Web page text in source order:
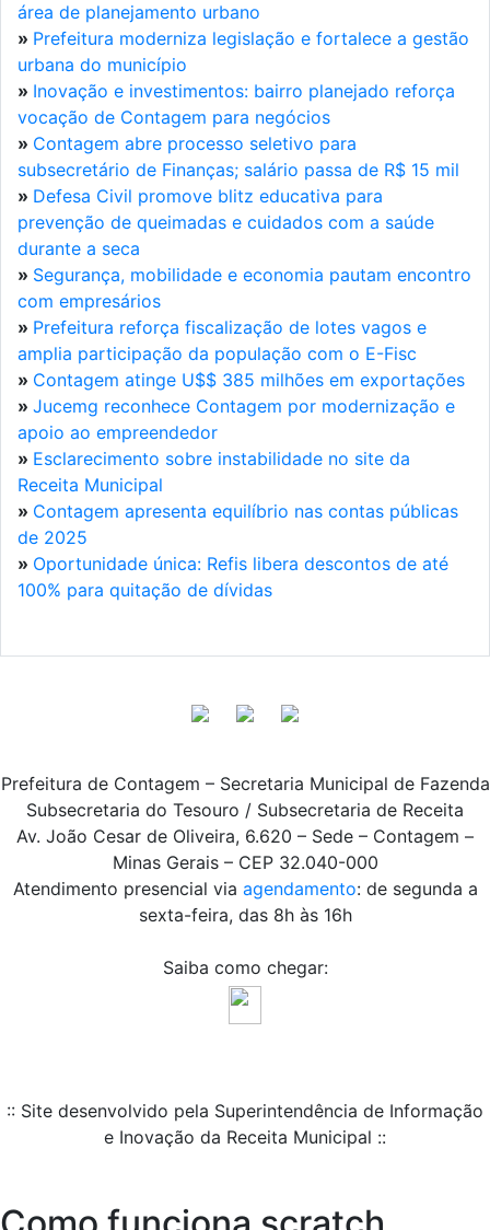
área de planejamento urbano
» Prefeitura moderniza legislação e fortalece a gestão
urbana do município
» Inovação e investimentos: bairro planejado reforça
vocação de Contagem para negócios
» Contagem abre processo seletivo para
subsecretário de Finanças; salário passa de R$ 15 mil
» Defesa Civil promove blitz educativa para
prevenção de queimadas e cuidados com a saúde
durante a seca
» Segurança, mobilidade e economia pautam encontro
com empresários
» Prefeitura reforça fiscalização de lotes vagos e
amplia participação da população com o E-Fisc
» Contagem atinge U$$ 385 milhões em exportações
» Jucemg reconhece Contagem por modernização e
apoio ao empreendedor
» Esclarecimento sobre instabilidade no site da
Receita Municipal
» Contagem apresenta equilíbrio nas contas públicas
de 2025
» Oportunidade única: Refis libera descontos de até
100% para quitação de dívidas
Prefeitura de Contagem – Secretaria Municipal de Fazenda
Subsecretaria do Tesouro / Subsecretaria de Receita
Av. João Cesar de Oliveira, 6.620 – Sede – Contagem –
Minas Gerais – CEP 32.040-000
Atendimento presencial via agendamento: de segunda a
sexta-feira, das 8h às 16h
Saiba como chegar:
:: Site desenvolvido pela Superintendência de Informação
e Inovação da Receita Municipal ::